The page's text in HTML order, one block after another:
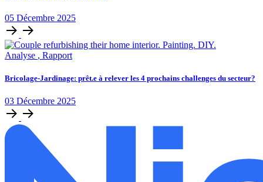
05 Décembre 2025
Analyse , Rapport
Bricolage-Jardinage: prêt.e à relever les 4 prochains challenges du secteur?
03 Décembre 2025